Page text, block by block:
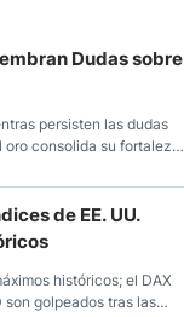
Dudas sobre
persisten las dudas
oro consolida su fortaleza
desde Estados
de EE. UU.
históricos; el DAX
golpeados tras las